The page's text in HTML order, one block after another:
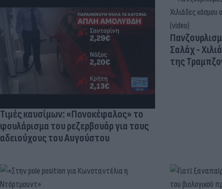
Τιμές καυσίμων: «Πονοκέφαλος» το
φουλάρισμα του ρεζερβουάρ για τους
αδειούχους του Αυγούστου
Σαλάχ -
της